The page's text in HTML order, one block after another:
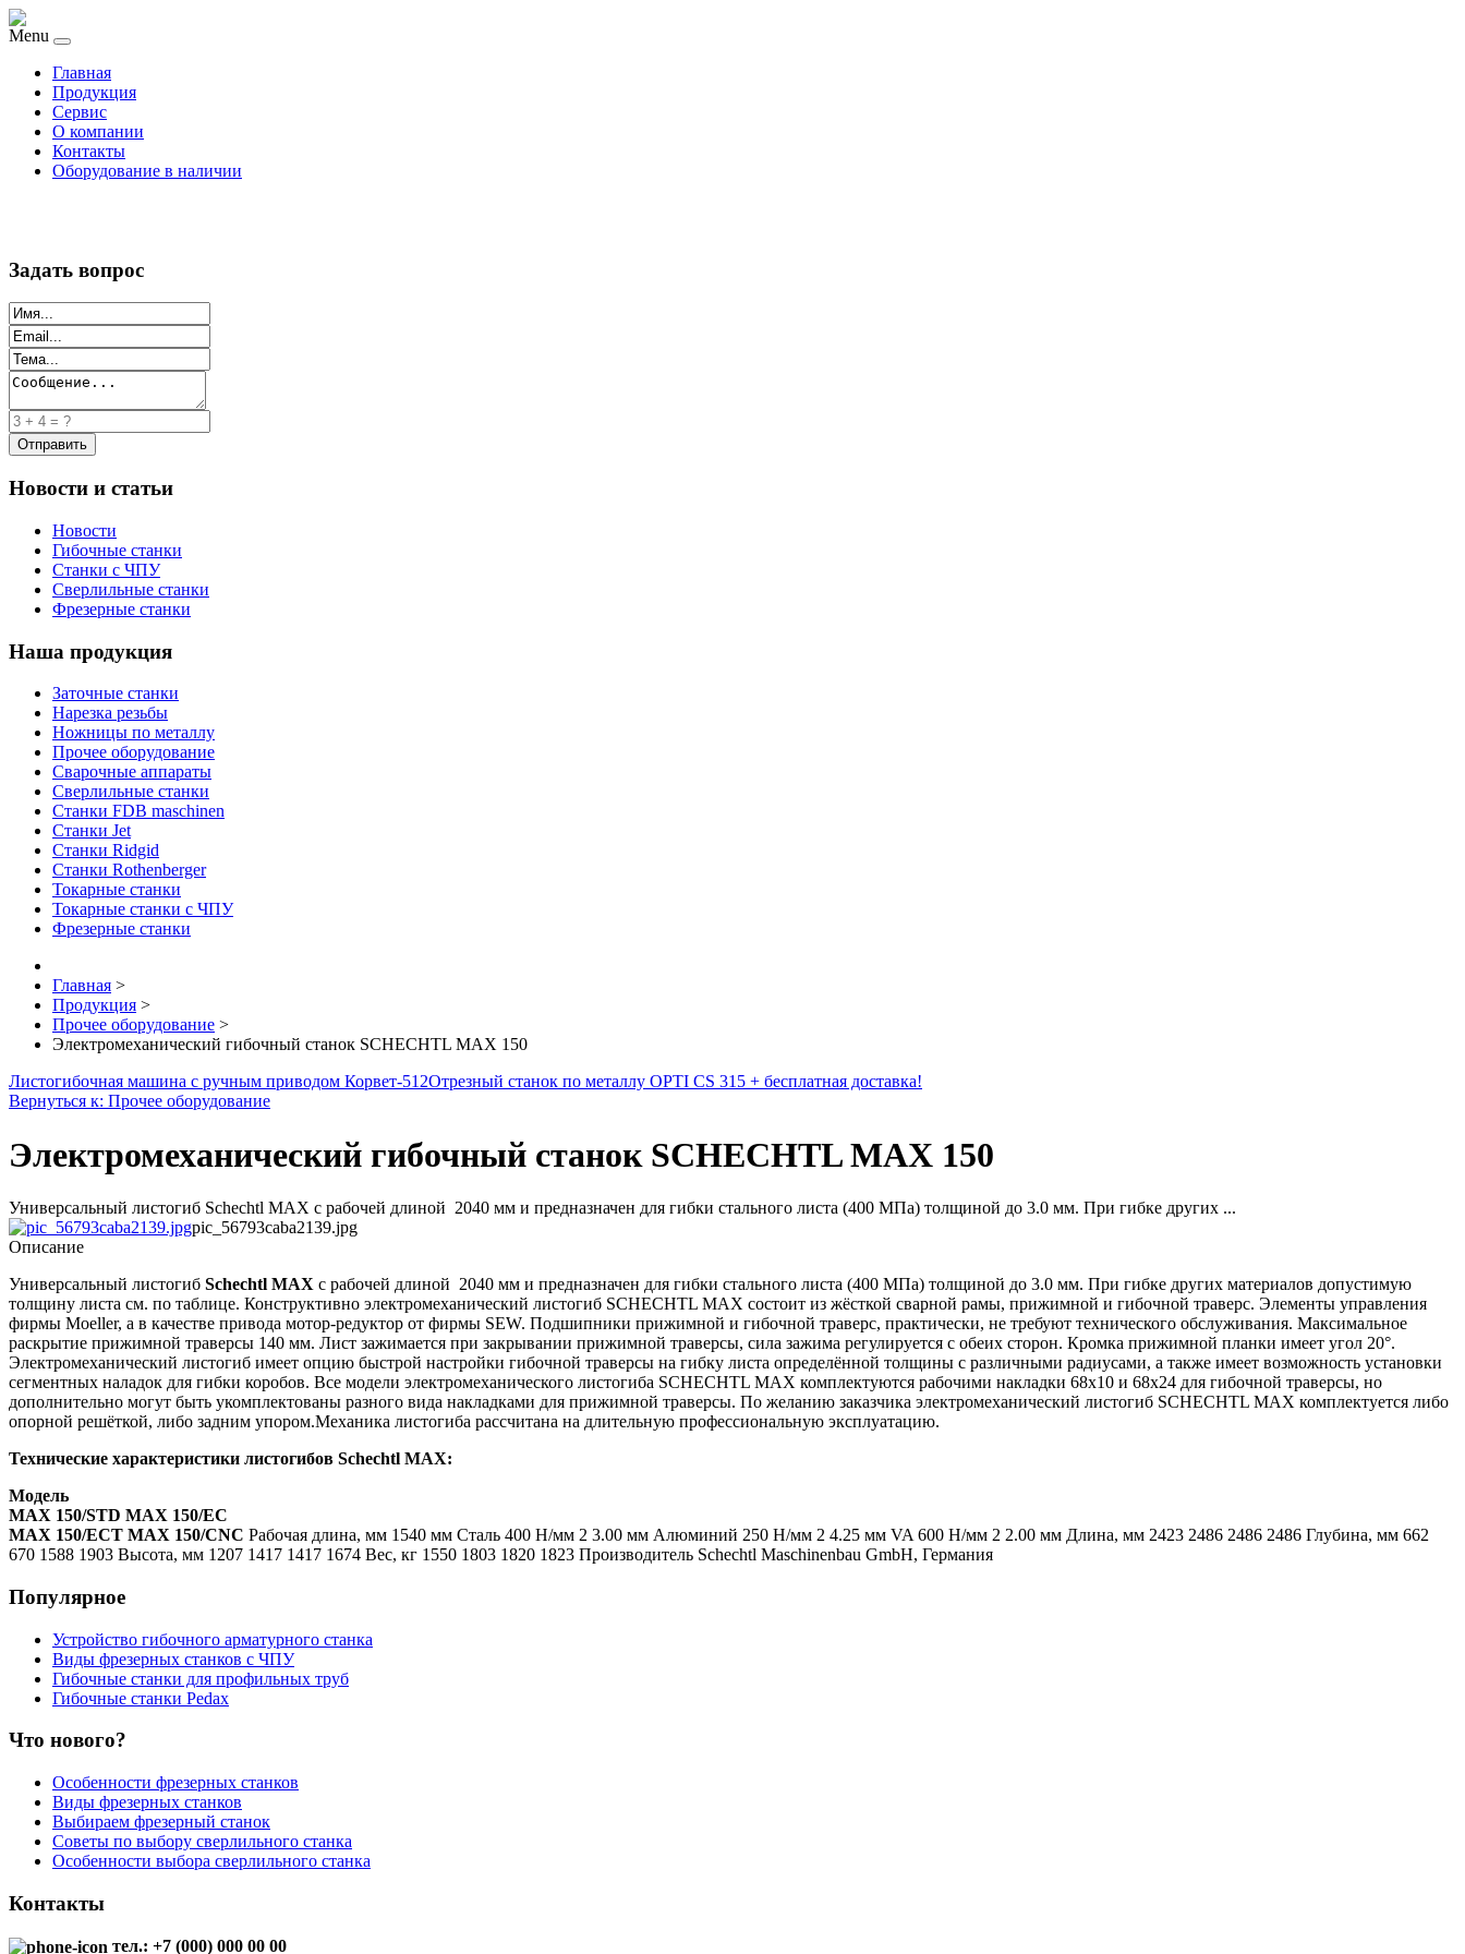
Menu
Главная
Продукция
Сервис
О компании
Контакты
Оборудование в наличии
Задать вопрос
Новости и статьи
Новости
Гибочные станки
Станки с ЧПУ
Сверлильные станки
Фрезерные станки
Наша продукция
Заточные станки
Нарезка резьбы
Ножницы по металлу
Прочее оборудование
Сварочные аппараты
Сверлильные станки
Станки FDB maschinen
Станки Jet
Станки Ridgid
Станки Rothenberger
Токарные станки
Токарные станки с ЧПУ
Фрезерные станки
Главная >
Продукция >
Прочее оборудование >
Электромеханический гибочный станок SCHECHTL MAX 150
Листогибочная машина с ручным приводом Корвет-512Отрезный станок по металлу OPTI CS 315 + бесплатная доставка!
Вернуться к: Прочее оборудование
Электромеханический гибочный станок SCHECHTL MAX 150
Универсальный листогиб Schechtl MAX с рабочей длиной 2040 мм и предназначен для гибки стального листа (400 МПа) толщиной до 3.0 мм. При гибке других ...
pic_56793caba2139.jpg
Описание
Универсальный листогиб Schechtl MAX с рабочей длиной 2040 мм и предназначен для гибки стального листа (400 МПа) толщиной до 3.0 мм. При гибке других материалов допустимую
толщину листа см. по таблице. Конструктивно электромеханический листогиб SCHECHTL MAX состоит из жёсткой сварной рамы, прижимной и гибочной траверс. Элементы управления
фирмы Moeller, а в качестве привода мотор-редуктор от фирмы SEW. Подшипники прижимной и гибочной траверс, практически, не требуют технического обслуживания. Максимальное
раскрытие прижимной траверсы 140 мм. Лист зажимается при закрывании прижимной траверсы, сила зажима регулируется с обеих сторон. Кромка прижимной планки имеет угол 20°.
Электромеханический листогиб имеет опцию быстрой настройки гибочной траверсы на гибку листа определённой толщины с различными радиусами, а также имеет возможность установки
сегментных наладок для гибки коробов. Все модели электромеханического листогиба SCHECHTL MAX комплектуются рабочими накладки 68х10 и 68х24 для гибочной траверсы, но
дополнительно могут быть укомплектованы разного вида накладками для прижимной траверсы. По желанию заказчика электромеханический листогиб SCHECHTL MAX комплектуется либо
опорной решёткой, либо задним упором.Механика листогиба рассчитана на длительную профессиональную эксплуатацию.
Технические характеристики листогибов Schechtl MAX:
Модель
MAX 150/STD MAX 150/EC
MAX 150/ECT MAX 150/CNC Рабочая длина, мм 1540 мм Сталь 400 Н/мм 2 3.00 мм Алюминий 250 Н/мм 2 4.25 мм VA 600 Н/мм 2 2.00 мм Длина, мм 2423 2486 2486 2486 Глубина, мм 662
670 1588 1903 Высота, мм 1207 1417 1417 1674 Вес, кг 1550 1803 1820 1823 Производитель Schechtl Maschinenbau GmbH, Германия
Популярное
Устройство гибочного арматурного станка
Виды фрезерных станков с ЧПУ
Гибочные станки для профильных труб
Гибочные станки Pedax
Что нового?
Особенности фрезерных станков
Виды фрезерных станков
Выбираем фрезерный станок
Советы по выбору сверлильного станка
Особенности выбора сверлильного станка
Контакты
тел.: +7 (000) 000 00 00